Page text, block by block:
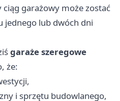
ciąg garażowy może zostać
jednego lub dwóch dni
garaże szeregowe
że:
i sprzętu budowlanego,